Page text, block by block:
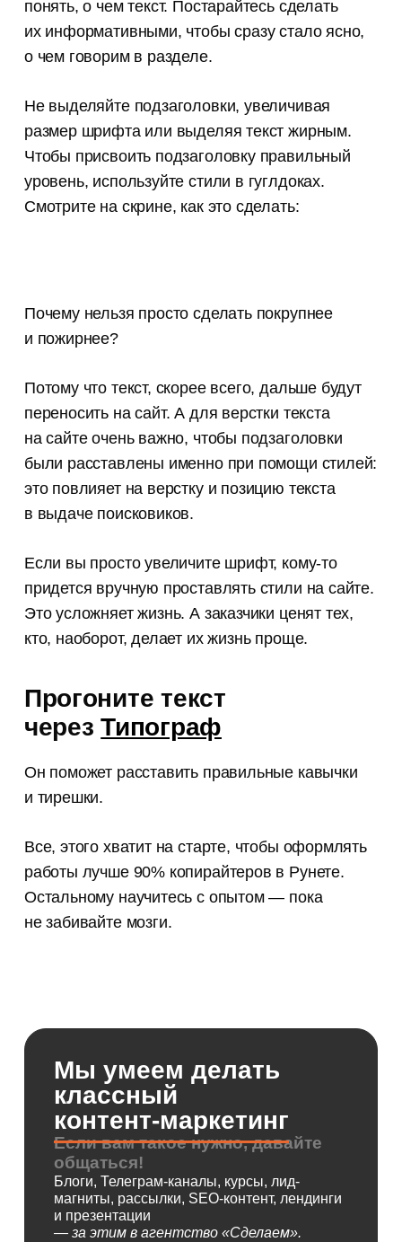
понять, о чем текст. Постарайтесь сделать
их информативными, чтобы сразу стало ясно,
о чем говорим в разделе.
Не выделяйте подзаголовки, увеличивая
размер шрифта или выделяя текст жирным.
Чтобы присвоить подзаголовку правильный
уровень, используйте стили в гуглдоках.
Смотрите на скрине, как это сделать:
Почему нельзя просто сделать покрупнее
и пожирнее?
Потому что текст, скорее всего, дальше будут
переносить на сайт. А для верстки текста
на сайте очень важно, чтобы подзаголовки
были расставлены именно при помощи стилей:
это повлияет на верстку и позицию текста
в выдаче поисковиков.
Если вы просто увеличите шрифт, кому-то
придется вручную проставлять стили на сайте.
Это усложняет жизнь. А заказчики ценят тех,
кто, наоборот, делает их жизнь проще.
Прогоните текст
черезТипограф
Он поможет расставить правильные кавычки
и тирешки.
Все, этого хватит на старте, чтобы оформлять
работы лучше 90% копирайтеров в Рунете.
Остальному научитесь с опытом — пока
не забивайте мозги.
Мы умеем делать
классный
контент-маркетинг
Если вам такое нужно, давайте
общаться!
Блоги, Телеграм-каналы, курсы, лид-
магниты, рассылки, SEO-контент, лендинги
и презентации
— за этим в агентство «Сделаем».